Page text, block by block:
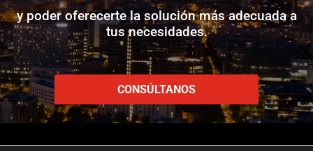
y poder oferecerte la solución más adecuada a
tus necesidades.
CONSÚLTANOS